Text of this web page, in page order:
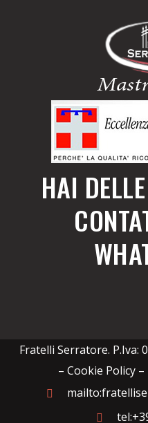
HAI
Fratelli Serratore. P.Iva:
– Cookie Policy